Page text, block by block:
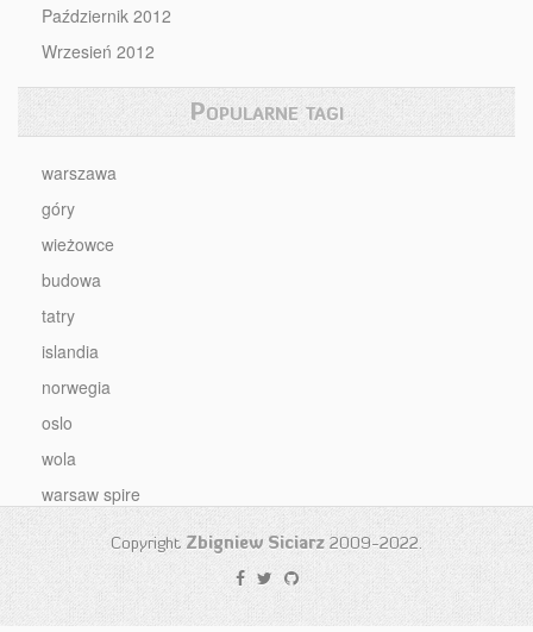
Październik 2012
Wrzesień 2012
Popularne tagi
warszawa
góry
wieżowce
budowa
tatry
islandia
norwegia
oslo
wola
warsaw spire
Copyright Zbigniew Siciarz 2009-2022.